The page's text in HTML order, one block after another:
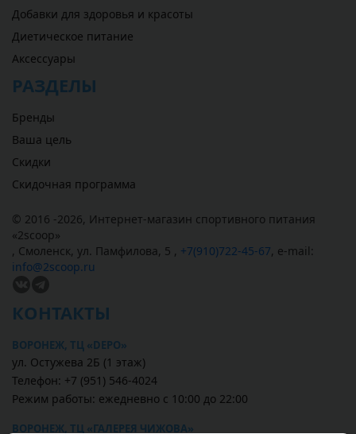
Добавки для здоровья и красоты
Диетическое питание
Аксессуары
РАЗДЕЛЫ
Бренды
Ваша цель
Скидки
Скидочная программа
© 2016 -2026, Интернет-магазин спортивного питания
«2scoop»
, Смоленск, ул. Памфилова, 5 , +7(910)722-45-67, e-mail:
info@2scoop.ru
КОНТАКТЫ
ВОРОНЕЖ, ТЦ «DEPO»
ул. Остужева 2Б (1 этаж)
Телефон: +7 (951) 546-4024
Режим работы: ежедневно с 10:00 до 22:00
ВОРОНЕЖ, ТЦ «ГАЛЕРЕЯ ЧИЖОВА»